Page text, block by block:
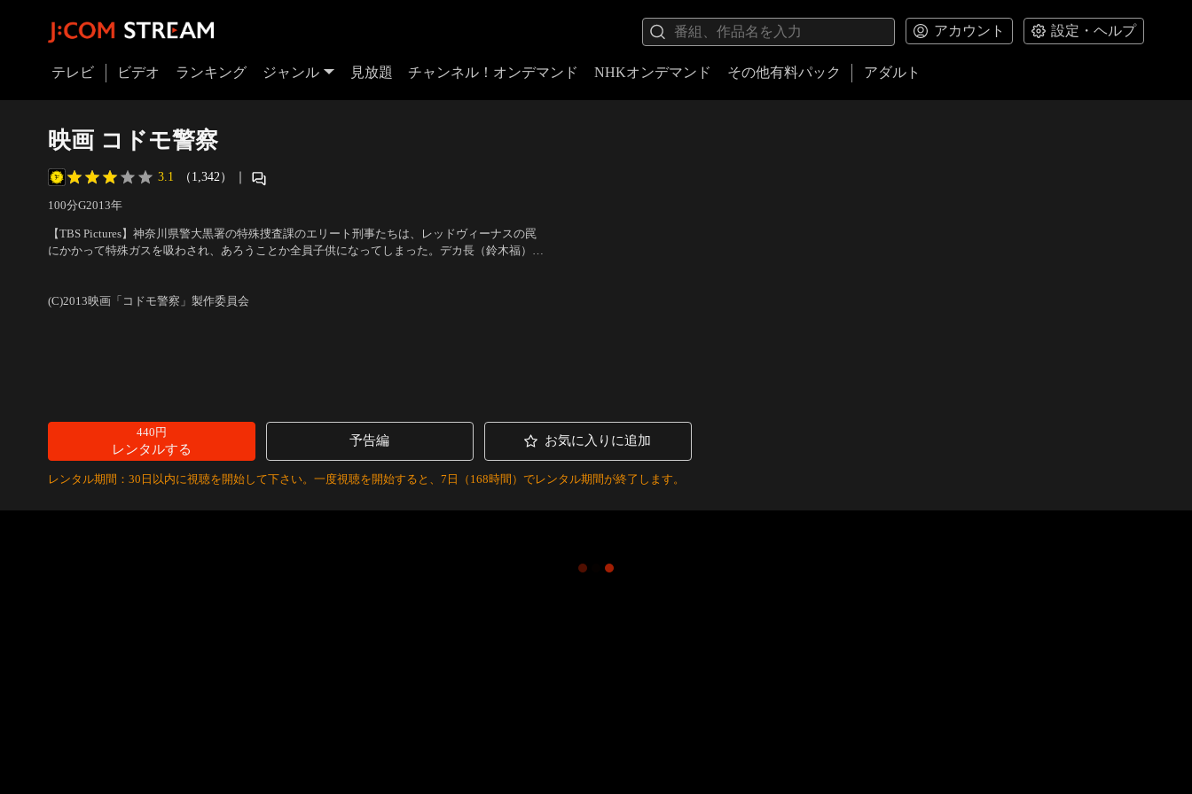
アカウント 設定・ヘルプ
テレビ ビデオ ランキング ジャンル 見放題 チャンネル！オンデマンド NHKオンデマンド その他有料パック アダルト
映画 コドモ警察
3.1 （1,342） ｜
100分G2013年
【TBS Pictures】神奈川県警大黒署の特殊捜査課のエリート刑事たちは、レッドヴィーナスの罠
にかかって特殊ガスを吸わされ、あろうことか全員子供になってしまった。デカ長（鈴木福）を
(C)2013映画「コドモ警察」製作委員会
440円
レンタルする
予告編 お気に入りに追加
レンタル期間：30日以内に視聴を開始して下さい。一度視聴を開始すると、7日（168時間）でレンタル期間が終了します。